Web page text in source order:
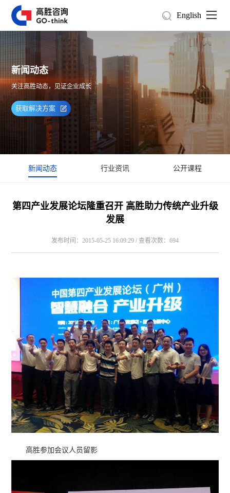
English
新闻动态
关注高胜动态，见证企业成长
获取解决方案
新闻动态 行业资讯 公开课程
第四产业发展论坛隆重召开 高胜助力传统产业升级
发展
发布时间：2015-05-25 16:09:29 / 查看次数：694
高胜参加会议人员留影